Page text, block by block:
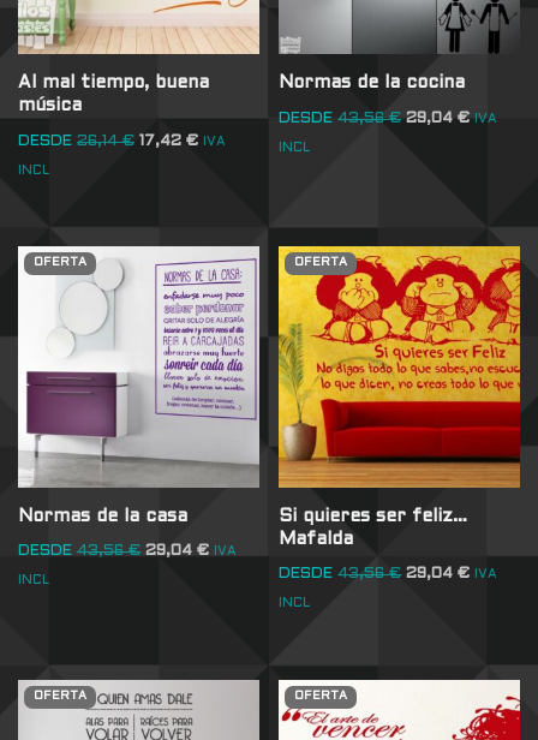
Al mal tiempo, buena
música
DESDE 26,14€ 17,42 € IVA
INCL
Normas de la cocina
DESDE 43,56€ 29,04€ IVA
INCL
OFERTA
Normas de la casa
DESDE 43,56€ 29,04 € IVA
INCL
OFERTA
Si quieres ser feliz…
Mafalda
DESDE 43,56€ 29,04€ IVA
INCL
OFERTA OFERTA